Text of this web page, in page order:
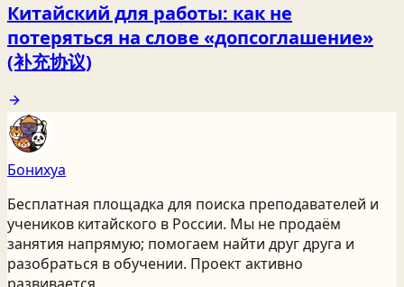
Китайский для работы: как не
потеряться на слове «допсоглашение»
(补充协议)
Бонихуа
Бесплатная площадка для поиска преподавателей и
учеников китайского в России. Мы не продаём
занятия напрямую; помогаем найти друг друга и
разобраться в обучении. Проект активно